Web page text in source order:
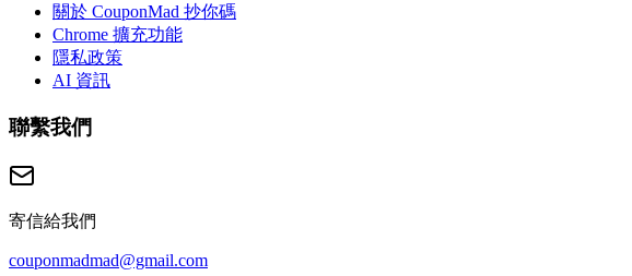
關於 CouponMad 抄你碼
Chrome 擴充功能
隱私政策
AI 資訊
聯繫我們
寄信給我們
couponmadmad@gmail.com